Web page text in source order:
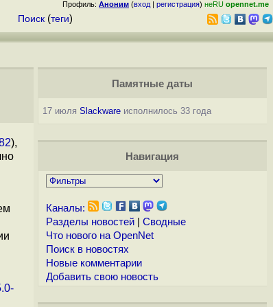
Профиль: Аноним (вход | регистрация) неRU opennet.me
Поиск (теги)
),
Памятные даты
17 июля Slackwareисполнилось 33 года
Навигация
Каналы:
Разделы новостей| Сводные
Что нового на OpenNet
Поиск в новостях
Новые комментарии
Добавить свою новость